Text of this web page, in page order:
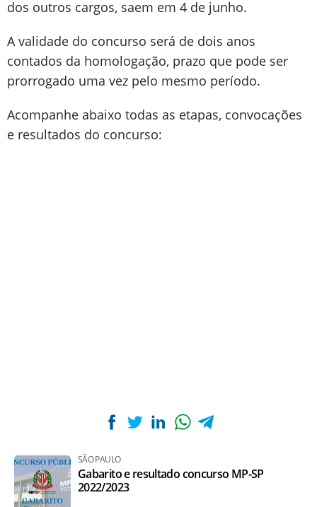
dos outros cargos, saem em 4 de junho.
A validade do concurso será de dois anos
contados da homologação, prazo que pode ser
prorrogado uma vez pelo mesmo período.
Acompanhe abaixo todas as etapas, convocações
e resultados do concurso:
SÃO PAULO
Gabarito e resultado concurso MP-SP
2022/2023